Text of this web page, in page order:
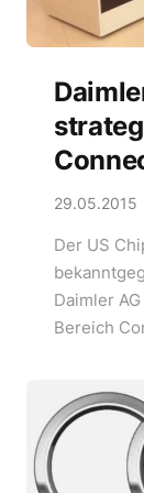
29.05.2015
Der US
Daimler
Bereich